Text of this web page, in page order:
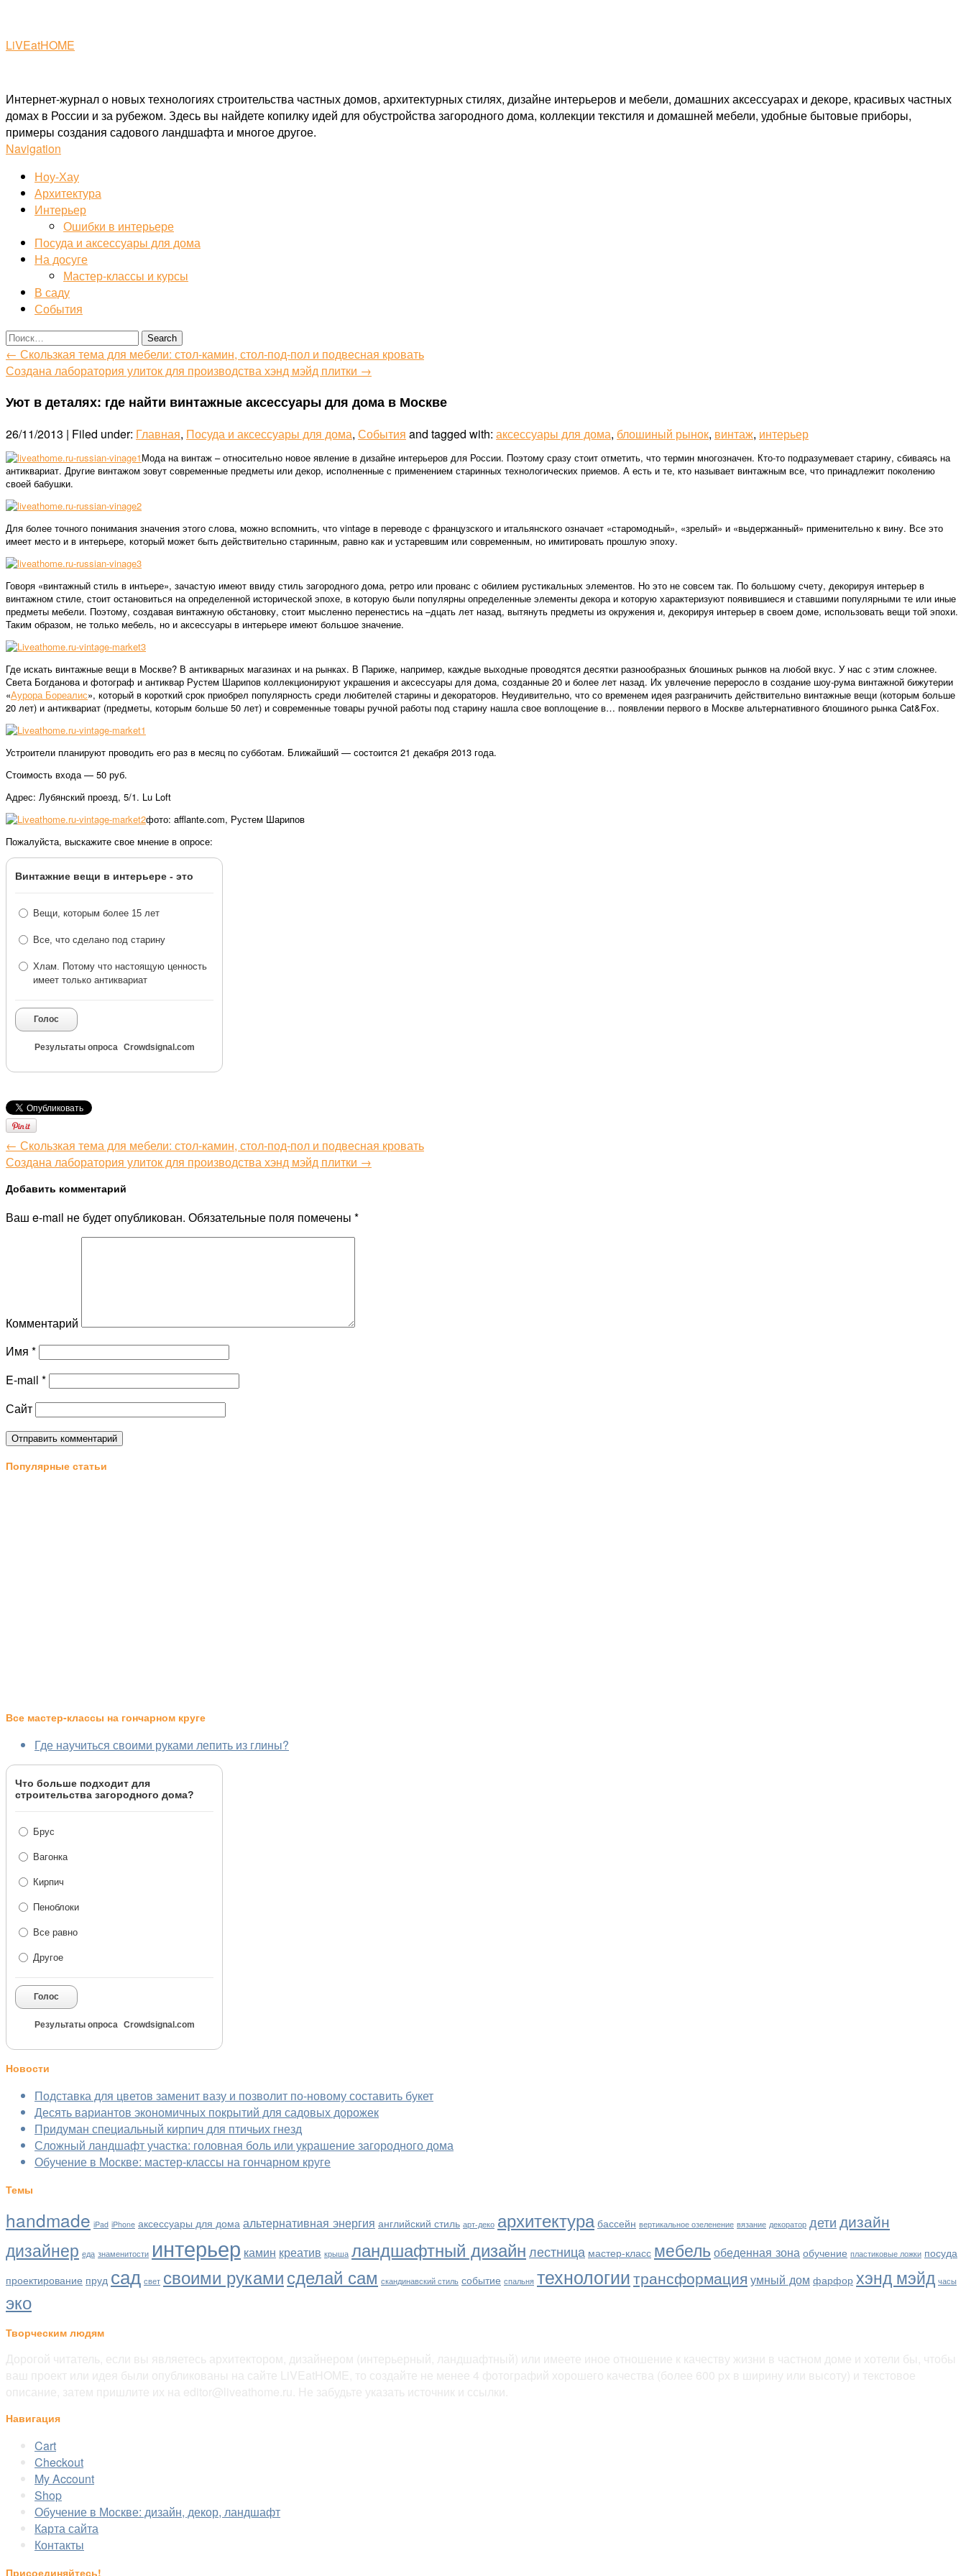
LiVEatHOME
Интернет-журнал о новых технологиях строительства частных домов, архитектурных стилях, дизайне интерьеров и мебели, домашних аксессуарах и декоре, красивых частных
домах в России и за рубежом. Здесь вы найдете копилку идей для обустройства загородного дома, коллекции текстиля и домашней мебели, удобные бытовые приборы,
примеры создания садового ландшафта и многое другое.
Navigation
Ноу-Хау
Архитектура
Интерьер
Ошибки в интерьере
Посуда и аксессуары для дома
На досуге
Мастер-классы и курсы
В саду
События
← Скользкая тема для мебели: стол-камин, стол-под-пол и подвесная кровать
Создана лаборатория улиток для производства хэнд мэйд плитки →
Уют в деталях: где найти винтажные аксессуары для дома в Москве
26/11/2013 | Filed under: Главная, Посуда и аксессуары для дома, События and tagged with: аксессуары для дома, блошиный рынок, винтаж, интерьер
Мода на винтаж – относительно новое явление в дизайне интерьеров для России. Поэтому сразу стоит отметить, что термин многозначен. Кто-то подразумевает старину, сбиваясь на
антиквариат. Другие винтажом зовут современные предметы или декор, исполненные с применением старинных технологических приемов. А есть и те, кто называет винтажным все, что принадлежит поколению
своей бабушки.
Для более точного понимания значения этого слова, можно вспомнить, что vintage в переводе с французского и итальянского означает «старомодный», «зрелый» и «выдержанный» применительно к вину. Все это
имеет место и в интерьере, который может быть действительно старинным, равно как и устаревшим или современным, но имитировать прошлую эпоху.
Говоря «винтажный стиль в интьере», зачастую имеют ввиду стиль загородного дома, ретро или прованс с обилием рустикальных элементов. Но это не совсем так. По большому счету, декорируя интерьер в
винтажном стиле, стоит остановиться на определенной исторической эпохе, в которую были популярны определенные элементы декора и которую характеризуют появившиеся и ставшими популярными те или иные
предметы мебели. Поэтому, создавая винтажную обстановку, стоит мысленно перенестись на –дцать лет назад, вытянуть предметы из окружения и, декорируя интерьер в своем доме, использовать вещи той эпохи.
Таким образом, не только мебель, но и аксессуары в интерьере имеют большое значение.
Где искать винтажные вещи в Москве? В антикварных магазинах и на рынках. В Париже, например, каждые выходные проводятся десятки разнообразных блошиных рынков на любой вкус. У нас с этим сложнее.
Света Богданова и фотограф и антиквар Рустем Шарипов коллекционируют украшения и аксессуары для дома, созданные 20 и более лет назад. Их увлечение переросло в создание шоу-рума винтажной бижутерии
«Аурора Бореалис», который в короткий срок приобрел популярность среди любителей старины и декораторов. Неудивительно, что со временем идея разграничить действительно винтажные вещи (которым больше
20 лет) и антиквариат (предметы, которым больше 50 лет) и современные товары ручной работы под старину нашла свое воплощение в… появлении первого в Москве альтернативного блошиного рынка Cat&Fox.
Устроители планируют проводить его раз в месяц по субботам. Ближайший — состоится 21 декабря 2013 года.
Стоимость входа — 50 руб.
Адрес: Лубянский проезд, 5/1. Lu Loft
фото: afflante.com, Рустем Шарипов
Пожалуйста, выскажите свое мнение в опросе:
Винтажние вещи в интерьере - это
Вещи, которым более 15 лет
Все, что сделано под старину
Хлам. Потому что настоящую ценность
имеет только антиквариат
Голос
Результаты опроса Crowdsignal.com
← Скользкая тема для мебели: стол-камин, стол-под-пол и подвесная кровать
Создана лаборатория улиток для производства хэнд мэйд плитки →
Добавить комментарий
Ваш e-mail не будет опубликован. Обязательные поля помечены *
Комментарий
Имя *
E-mail *
Сайт
Популярные статьи
Все мастер-классы на гончарном круге
Где научиться своими руками лепить из глины?
Что больше подходит для
строительства загородного дома?
Брус
Вагонка
Кирпич
Пеноблоки
Все равно
Другое
Голос
Результаты опроса Crowdsignal.com
Новости
Подставка для цветов заменит вазу и позволит по-новому составить букет
Десять вариантов экономичных покрытий для садовых дорожек
Придуман специальный кирпич для птичьих гнезд
Сложный ландшафт участка: головная боль или украшение загородного дома
Обучение в Москве: мастер-классы на гончарном круге
Темы
handmade iPad iPhone аксессуары для дома альтернативная энергия английский стиль арт-деко архитектура бассейн вертикальное озеленение вязание декоратор детидизайн
дизайнер еда знаменитости интерьер камин креатив крыша ландшафтный дизайнлестница мастер-класс мебель обеденная зона обучение пластиковые ложки посуда
проектирование пруд сад свет своими рукамисделай сам скандинавский стиль событие спальня технологиитрансформация умный дом фарфор хэнд мэйд часы
эко
Творческим людям
Навигация
Cart
Checkout
My Account
Shop
Обучение в Москве: дизайн, декор, ландшафт
Карта сайта
Контакты
Присоединяйтесь!